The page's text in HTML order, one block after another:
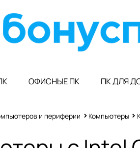
ОФИСНЫЕ ПК ПК ДЛЯ
и периферии Компьютеры